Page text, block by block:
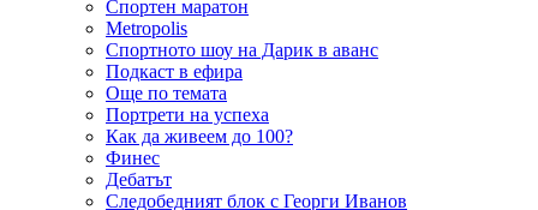
Спортен маратон
Metropolis
Спортното шоу на Дарик в аванс
Подкаст в ефира
Още по темата
Портрети на успеха
Как да живеем до 100?
Финес
Дебатът
Следобедният блок с Георги Иванов